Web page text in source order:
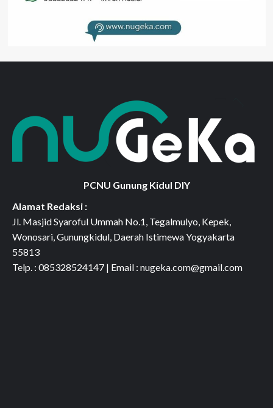
PCNU Gunung Kidul DIY
Alamat Redaksi :
Jl. Masjid Syaroful Ummah No.1, Tegalmulyo, Kepek,
Wonosari, Gunungkidul, Daerah Istimewa Yogyakarta
55813
Telp. : 085328524147 | Email : nugeka.com@gmail.com